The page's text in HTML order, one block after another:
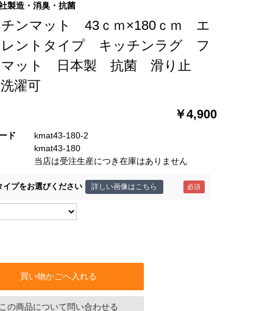
製造・消臭・抗菌
チンマット 43ｃｍ×180ｃｍ エ
レントタイプ キッチンラグ フ
マット 日本製 抗菌 滑り止
濯可
￥4,900
ド
kmat43-180-2
kmat43-180
当店は受注生産につき在庫はありません
イプをお選びください 詳しい画像はこちら
買い物かごへ入れる
この商品について問い合わせる